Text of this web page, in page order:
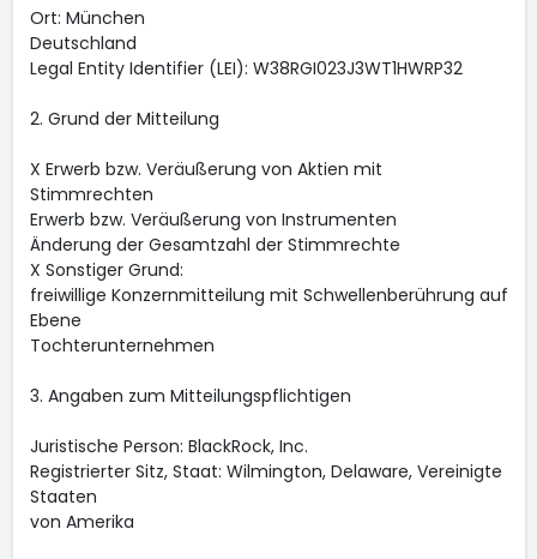
Ort: München
Deutschland
Legal Entity Identifier (LEI): W38RGI023J3WT1HWRP32
2. Grund der Mitteilung
X Erwerb bzw. Veräußerung von Aktien mit
Stimmrechten
Erwerb bzw. Veräußerung von Instrumenten
Änderung der Gesamtzahl der Stimmrechte
X Sonstiger Grund:
freiwillige Konzernmitteilung mit Schwellenberührung auf
Ebene
Tochterunternehmen
3. Angaben zum Mitteilungspflichtigen
Juristische Person: BlackRock, Inc.
Registrierter Sitz, Staat: Wilmington, Delaware, Vereinigte
Staaten
von Amerika